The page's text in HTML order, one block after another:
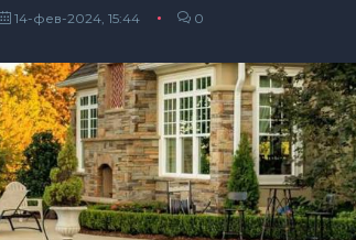
14-фев-2024, 15:44 0